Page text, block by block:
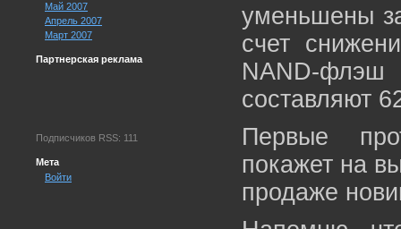
Май 2007
Апрель 2007
Март 2007
Партнерская реклама
Подписчиков RSS: 111
Мета
Войти
уменьшены
счет
NAND-
составляют
Первые
покажет на
продаже